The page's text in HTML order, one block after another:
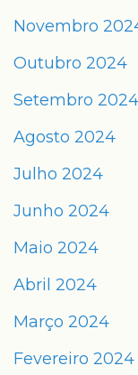
Novembro
Outubro 2024
Setembro 2024
Agosto 2024
Julho 2024
Junho 2024
Maio 2024
Abril 2024
Março 2024
Fevereiro 2024